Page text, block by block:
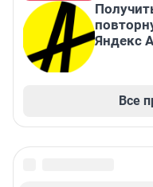
Яндекс
Все